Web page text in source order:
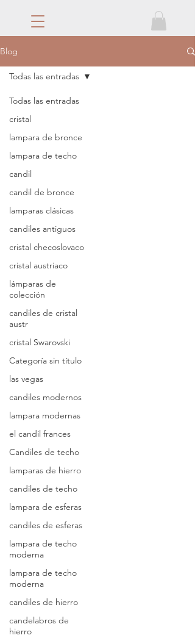
Blog
Todas las entradas
cristal
lampara de bronce
lampara de techo
candil
candil de bronce
lamparas clásicas
candiles antiguos
cristal checoslovaco
cristal austriaco
lámparas de
colección
candiles de cristal
austr
cristal Swarovski
Categoría sin título
las vegas
candiles modernos
lampara modernas
el candil frances
Candiles de techo
lamparas de hierro
candiles de techo
lampara de esferas
candiles de esferas
lampara de techo
moderna
lampara de techo
moderna
candiles de hierro
candelabros de
hierro
Todas las entradas